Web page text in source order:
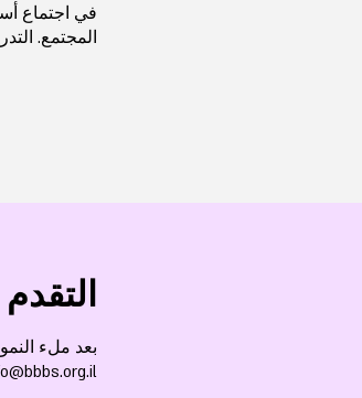
في اجتماع
المجتمع.
بعد ملء